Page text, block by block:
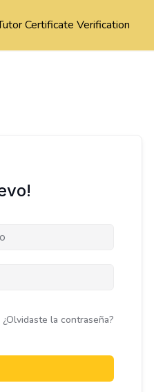
Certificate Verification
¿Olvidaste la contraseña?